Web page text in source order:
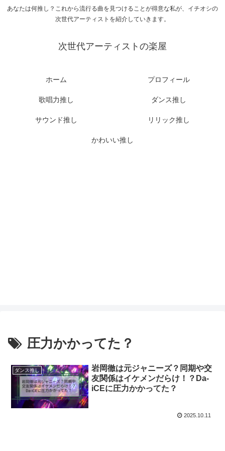
あなたは何推し？これから流行る曲を見つけることが得意な私が、イチオシの
次世代アーティストを紹介していきます。
次世代アーティストの楽屋
ホーム プロフィール
歌唱力推し ダンス推し
サウンド推し リリック推し
かわいい推し
圧力かかってた？
ダンス推し
岩岡徹は元ジャニーズ？同期や交
友関係はイケメンだらけ！？Da-
iCEに圧力かかってた？
2025.10.11